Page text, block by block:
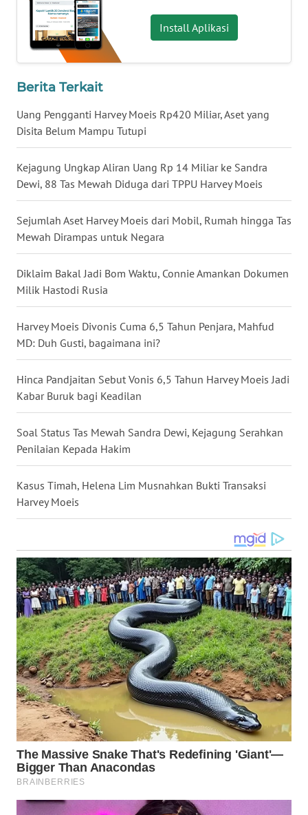
Install Aplikasi
Berita Terkait
Uang Pengganti Harvey Moeis Rp420 Miliar, Aset yang
Disita Belum Mampu Tutupi
Kejagung Ungkap Aliran Uang Rp 14 Miliar ke Sandra
Dewi, 88 Tas Mewah Diduga dari TPPU Harvey Moeis
Sejumlah Aset Harvey Moeis dari Mobil, Rumah hingga Tas
Mewah Dirampas untuk Negara
Diklaim Bakal Jadi Bom Waktu, Connie Amankan Dokumen
Milik Hastodi Rusia
Harvey Moeis Divonis Cuma 6,5 Tahun Penjara, Mahfud
MD: Duh Gusti, bagaimana ini?
Hinca Pandjaitan Sebut Vonis 6,5 Tahun Harvey Moeis Jadi
Kabar Buruk bagi Keadilan
Soal Status Tas Mewah Sandra Dewi, Kejagung Serahkan
Penilaian Kepada Hakim
Kasus Timah, Helena Lim Musnahkan Bukti Transaksi
Harvey Moeis
WN
KALTARA
WN
KALSEL
WN
KALTIM
WN
SULSEL
WN
GORONTALO
WN
SULUT
WN
MALUKU
MALUT
DAIRI
DANAU
TOBA
NIAS
WN
LANGKAT
WN
TAPANULI
SELATAN
WN
TANJUNG
LESUNG
WN
KARO